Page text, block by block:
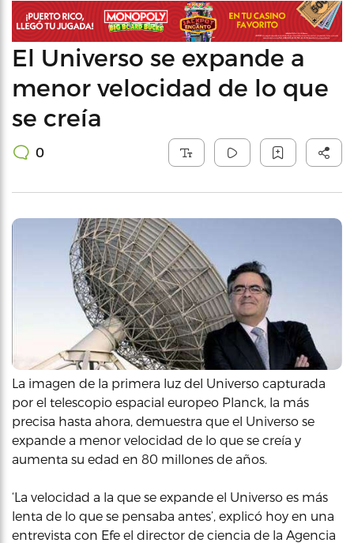
El Universo se expande a
menor velocidad de lo que
se creía
0
La imagen de la primera luz del Universo capturada
por el telescopio espacial europeo Planck, la más
precisa hasta ahora, demuestra que el Universo se
expande a menor velocidad de lo que se creía y
aumenta su edad en 80 millones de años.
‘La velocidad a la que se expande el Universo es más
lenta de lo que se pensaba antes’, explicó hoy en una
entrevista con Efe el director de ciencia de la Agencia